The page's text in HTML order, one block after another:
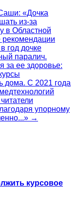
«Дочка
из-за
в Областной
рекомендации
год дочке
паралич.
за ее здоровье:
дома. С 2021 года
упорному
→
курсовое